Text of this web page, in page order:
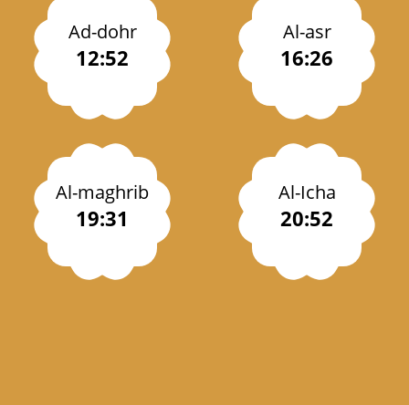
Ad-dohr
12:52
Al-asr
16:26
Al-maghrib
19:31
Al-Icha
20:52